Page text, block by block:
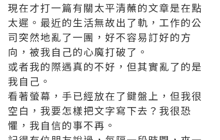
現在才打一篇有關太平清蘸的文章是在點
太遲。最近的生活無故出了軌，工作的公
司突然地亂了一團，好不容易訂好的方
向，被我自己的心魔打破了。
或者我的際遇真的不好，但其實亂了的是
我自己。
看著螢幕，手已經放在了鍵盤上，但我很
空白，我要怎樣把文字寫下去？我很恐
懼，我自信的事不再。